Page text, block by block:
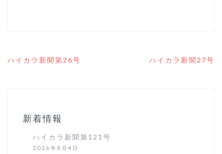
投
ハイカラ新聞第26号 ハイカラ新聞27号
新着情報
ハイカラ新聞第121号
2026年8月4日